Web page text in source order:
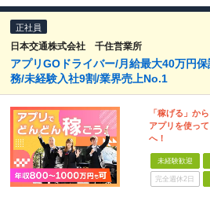
正社員
日本交通株式会社 千住営業所
アプリGOドライバー/月給最大40万円
務/未経験入社9割/業界売上No.1
「稼げる」か
アプリを使っ
へ！
未経験歓迎
完全週休2日